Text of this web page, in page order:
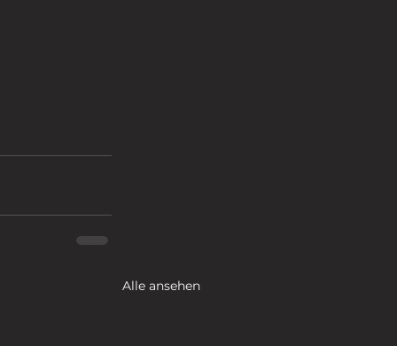
Alle ansehen